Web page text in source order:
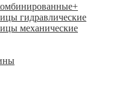
+
гидравлические
механические